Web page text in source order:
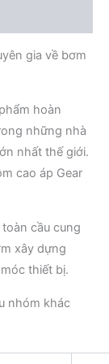
gia về bơm
hoàn
những nhà
nhất thế giới.
cao áp Gear
cầu cung
xây dựng
thiết bị.
nhóm khác